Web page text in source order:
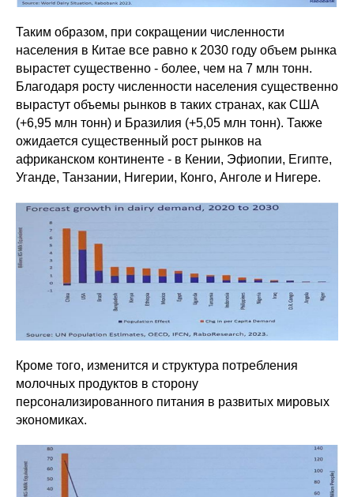
Таким образом, при сокращении численности
населения в Китае все равно к 2030 году объем рынка
вырастет существенно - более, чем на 7 млн тонн.
Благодаря росту численности населения существенно
вырастут объемы рынков в таких странах, как США
(+6,95 млн тонн) и Бразилия (+5,05 млн тонн). Также
ожидается существенный рост рынков на
африканском континенте - в Кении, Эфиопии, Египте,
Уганде, Танзании, Нигерии, Конго, Анголе и Нигере.
Кроме того, изменится и структура потребления
молочных продуктов в сторону
персонализированного питания в развитых мировых
экономиках.